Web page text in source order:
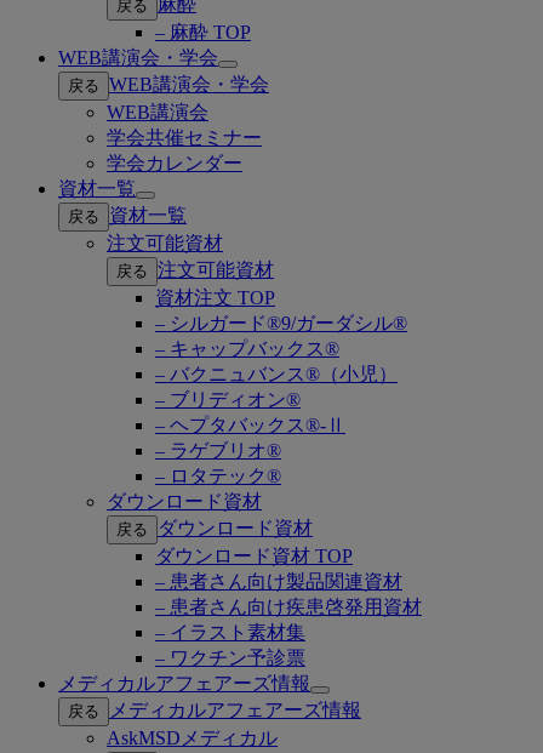
戻る
麻酔
– 麻酔 TOP
WEB講演会・学会
Open
submenu
戻る WEB講演会・学会
WEB講演会
学会共催セミナー
学会カレンダー
資材一覧
Open
submenu
戻る
資材一覧
注文可能資材
戻る 注文可能資材
資材注文 TOP
– シルガード®9/ガーダシル®
– キャップバックス®
– バクニュバンス®（小児）
– ブリディオン®
– ヘプタバックス®-Ⅱ
– ラゲブリオ®
– ロタテック®
ダウンロード資材
戻る
ダウンロード資材
ダウンロード資材 TOP
– 患者さん向け製品関連資材
– 患者さん向け疾患啓発用資材
– イラスト素材集
– ワクチン予診票
メディカルアフェアーズ情報
Open
submenu
戻る
メディカルアフェアーズ情報
AskMSDメディカル